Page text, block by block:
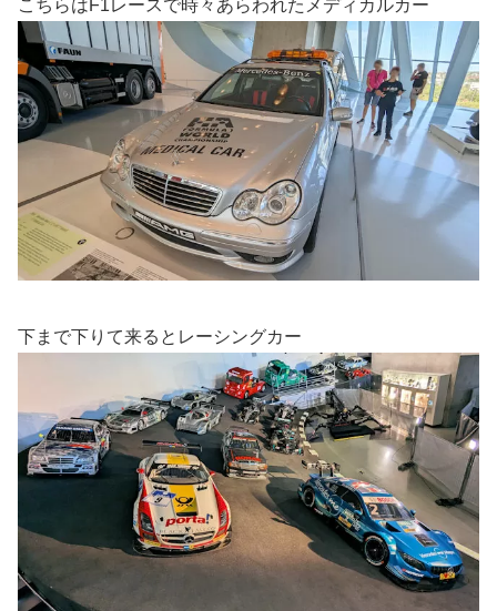
こちらはF1レースで時々あらわれたメディカルカー
下まで下りて来るとレーシングカー